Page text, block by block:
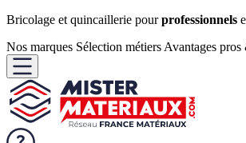
Bricolage et quincaillerie pourprofessionnels
Nos marques Sélection métiers Avantages